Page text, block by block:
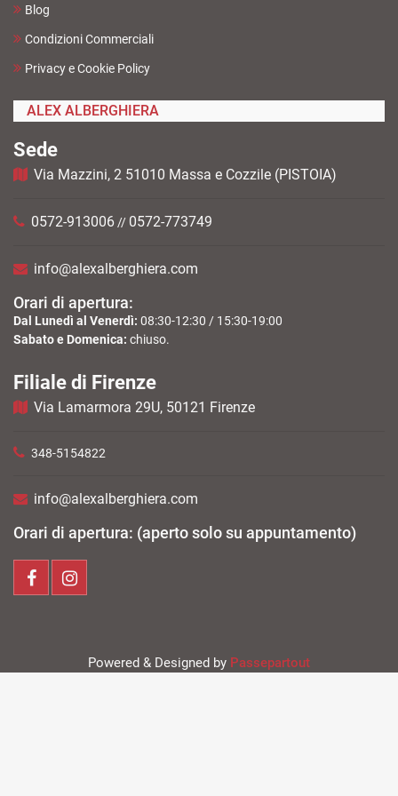
Blog
Condizioni Commerciali
Privacy e Cookie Policy
ALEX ALBERGHIERA
Sede
Via Mazzini, 2 51010 Massa e Cozzile (PISTOIA)
0572-913006 // 0572-773749
info@alexalberghiera.com
Orari di apertura:
Dal Lunedì al Venerdì: 08:30-12:30 / 15:30-19:00
Sabato e Domenica: chiuso.
Filiale di Firenze
Via Lamarmora 29U, 50121 Firenze
348-5154822
info@alexalberghiera.com
Orari di apertura: (aperto solo su appuntamento)
Powered & Designed by Passepartout